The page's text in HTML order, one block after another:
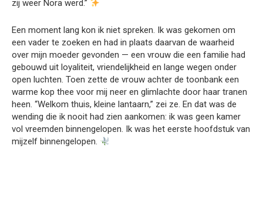
zij weer Nora werd.”
Een moment lang kon ik niet spreken. Ik was gekomen om
een vader te zoeken en had in plaats daarvan de waarheid
over mijn moeder gevonden — een vrouw die een familie had
gebouwd uit loyaliteit, vriendelijkheid en lange wegen onder
open luchten. Toen zette de vrouw achter de toonbank een
warme kop thee voor mij neer en glimlachte door haar tranen
heen. “Welkom thuis, kleine lantaarn,” zei ze. En dat was de
wending die ik nooit had zien aankomen: ik was geen kamer
vol vreemden binnengelopen. Ik was het eerste hoofdstuk van
mijzelf binnengelopen.